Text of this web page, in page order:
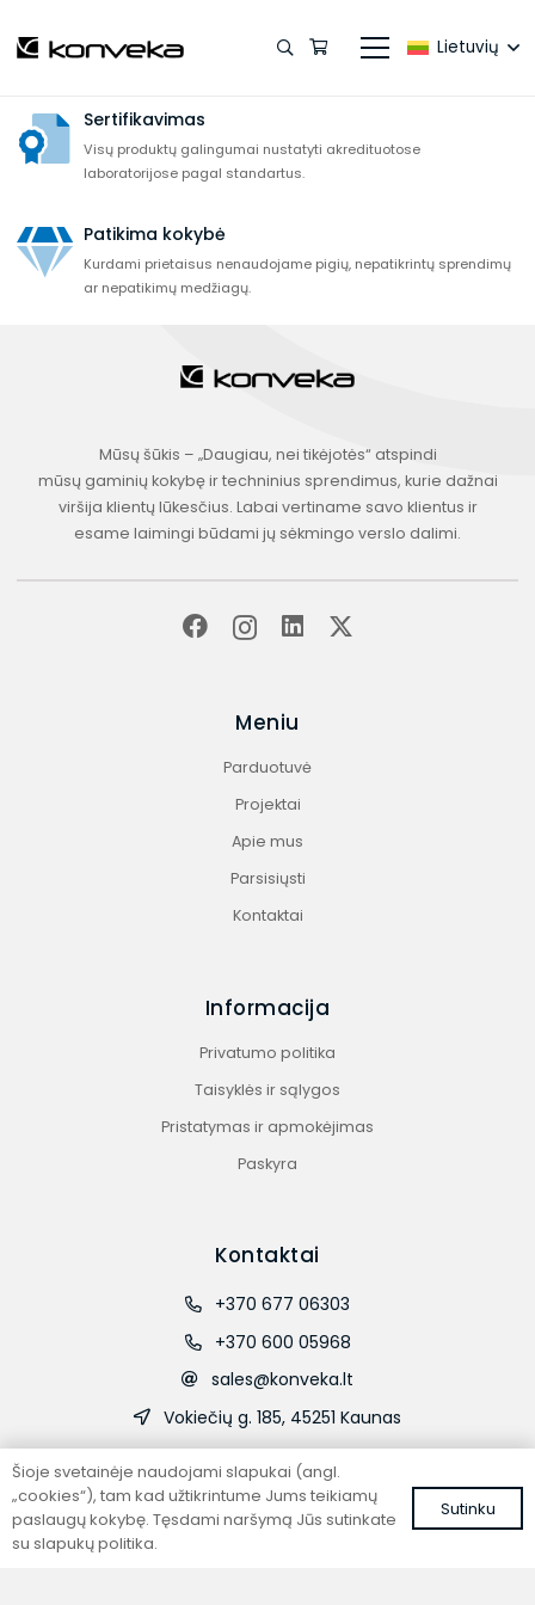
Lietuvių
Visai produkcijai (išskyrus elektrinę dalį) suteikiame 5–10 metų
garantija be papildomų mokesčių.
Sertifikavimas
Visų produktų galingumai nustatyti akredituotose
laboratorijose pagal standartus.
Patikima kokybė
Kurdami prietaisus nenaudojame pigių, nepatikrintų sprendimų
ar nepatikimų medžiagų.
Mūsų šūkis – „Daugiau, nei tikėjotės“ atspindi
mūsų gaminių kokybę ir techninius sprendimus, kurie dažnai
viršija klientų lūkesčius. Labai vertiname savo klientus ir
esame laimingi būdami jų sėkmingo verslo dalimi.
Meniu
Parduotuvė
Projektai
Apie mus
Parsisiųsti
Kontaktai
Informacija
Privatumo politika
Taisyklės ir sąlygos
Pristatymas ir apmokėjimas
Paskyra
Kontaktai
+370 677 06303
+370 600 05968
sales@konveka.lt
Vokiečių g. 185, 45251 Kaunas
Šioje svetainėje naudojami slapukai (angl.
„cookies“), tam kad užtikrintume Jums teikiamų
paslaugų kokybę. Tęsdami naršymą Jūs sutinkate
su slapukų politika.
Sutinku